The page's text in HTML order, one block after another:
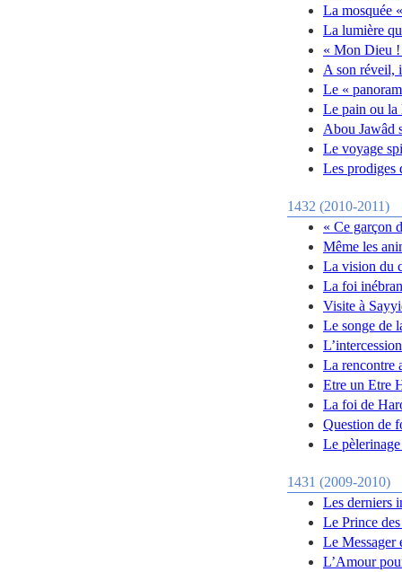
La mosquée
La lumière
« Mon Dieu !
A son réveil,
Le «
Le pain ou la
Abou Jawâd
Le voyage
Les prodiges
1432 (2010-2011)
« Ce garçon
Même les
La vision du
La foi
Visite à
Le songe de
La rencontre
Etre un Etre
La foi de
Question de
Le
1431 (2009-2010)
Les derniers
Le Prince
Le Messager
L’Amour